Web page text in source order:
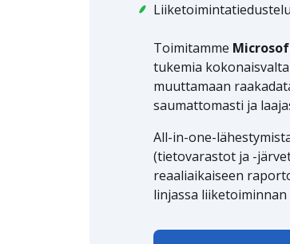
Liiketoimintatiedustelu
Toimitamme
tukemia
muuttamaan
saumattomasti ja
All-in-one-
(tietovarastot ja -
reaaliaikaiseen
linjassa